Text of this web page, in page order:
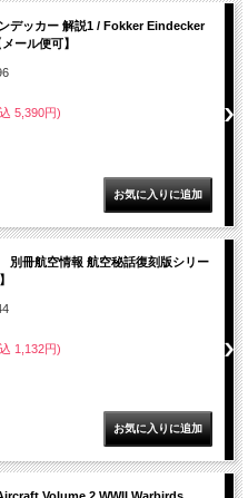
デッカー 解説1 / Fokker Eindecker
ール便可】
5,390円)
冊航空情報 航空秘話復刻版シリー
1,132円)